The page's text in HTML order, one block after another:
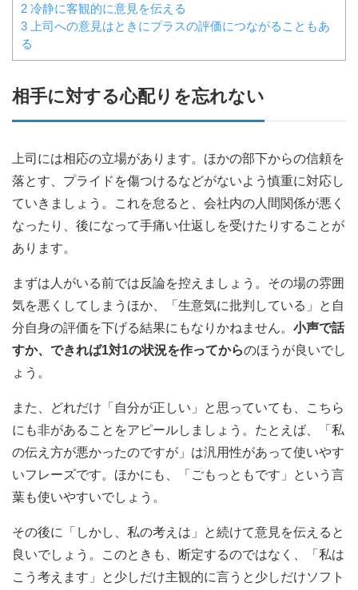
2 冷静に客観的に意見を伝える
3 上司への意見はときにプラスの評価につながることもあ
る
相手に対する心配りを忘れない
上司には相応の立場があります。ほかの部下からの信頼を
落とす、プライドを傷つけるなどがないよう慎重に対応し
ていきましょう。これを怠ると、会社内の人間関係が悪く
なったり、後になって手痛い仕返しを受けたりすることが
あります。
まずは人がいる前では反論を控えましょう。その場の雰囲
気を悪くしてしまうほか、「生意気に批判している」と自
分自身の評価を下げる結果にもなりかねません。 小声で話
すか、できれば1対1の状況を作ってからのほうが良いでし
ょう。
また、どれだけ「自分が正しい」と思っていても、こちら
にも非があることをアピールしましょう。たとえば、「私
の伝え方が悪かったのですが」は汎用性があって使いやす
いフレーズです。ほかにも、「ごもっともです」という言
葉も使いやすいでしょう。
その後に「しかし、私の考えは」と続けて意見を伝えると
良いでしょう。このときも、断定するのではなく、「私は
こう考えます」と少しだけ主観的に言うと少しだけソフト